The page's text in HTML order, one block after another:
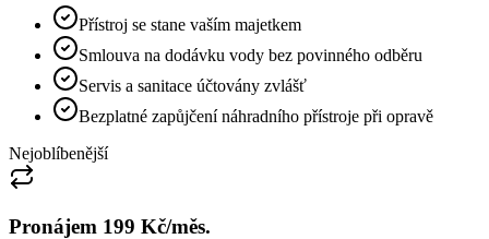
Přístroj se stane vaším majetkem
Smlouva na dodávku vody bez povinného odběru
Servis a sanitace účtovány zvlášť
Bezplatné zapůjčení náhradního přístroje při opravě
Nejoblíbenější
Pronájem 199 Kč/měs.